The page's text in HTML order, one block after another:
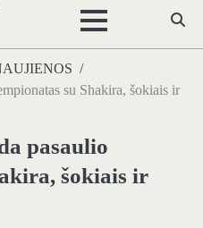
su Shakira, šokiais ir
pasaulio
šokiais ir